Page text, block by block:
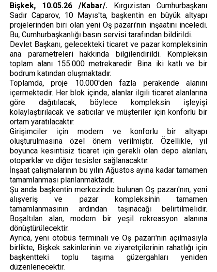
Bişkek, 10.05.26 /Kabar/. Kırgızistan Cumhurbaşkanı
Sadır Caparov, 10 Mayıs'ta, başkentin en büyük altyapı
projelerinden biri olan yeni Oş pazarı'nın inşaatını inceledi.
Bu, Cumhurbaşkanlığı basın servisi tarafından bildirildi.
Devlet Başkanı, gelecekteki ticaret ve pazar kompleksinin
ana parametreleri hakkında bilgilendirildi. Kompleksin
toplam alanı 155.000 metrekaredir. Bina iki katlı ve bir
bodrum katından oluşmaktadır.
Toplamda, proje 10.000'den fazla perakende alanını
içermektedir. Her blok içinde, alanlar ilgili ticaret alanlarına
göre dağıtılacak, böylece kompleksin işleyişi
kolaylaştırılacak ve satıcılar ve müşteriler için konforlu bir
ortam yaratılacaktır.
Girişimciler için modern ve konforlu bir altyapı
oluşturulmasına özel önem verilmiştir. Özellikle, yıl
boyunca kesintisiz ticaret için gerekli olan depo alanları,
otoparklar ve diğer tesisler sağlanacaktır.
İnşaat çalışmalarının bu yılın Ağustos ayına kadar tamamen
tamamlanması planlanmaktadır.
Şu anda başkentin merkezinde bulunan Oş pazarı'nın, yeni
alışveriş ve pazar kompleksinin tamamen
tamamlanmasının ardından taşınacağı belirtilmelidir.
Boşaltılan alan, modern bir yeşil rekreasyon alanına
dönüştürülecektir.
Ayrıca, yeni otobüs terminali ve Oş pazarı'nın açılmasıyla
birlikte, Bişkek sakinlerinin ve ziyaretçilerinin rahatlığı için
başkentteki toplu taşıma güzergahları yeniden
düzenlenecektir.